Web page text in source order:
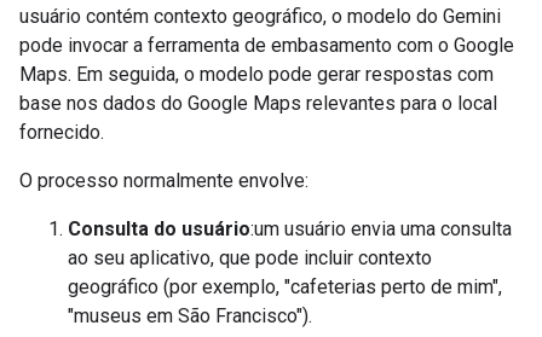
usuário contém contexto geográfico, o modelo do Gemini
pode invocar a ferramenta de embasamento com o Google
Maps. Em seguida, o modelo pode gerar respostas com
base nos dados do Google Maps relevantes para o local
fornecido.
O processo normalmente envolve:
Consulta do usuário:um usuário envia uma consulta
ao seu aplicativo, que pode incluir contexto
geográfico (por exemplo, "cafeterias perto de mim",
"museus em São Francisco").